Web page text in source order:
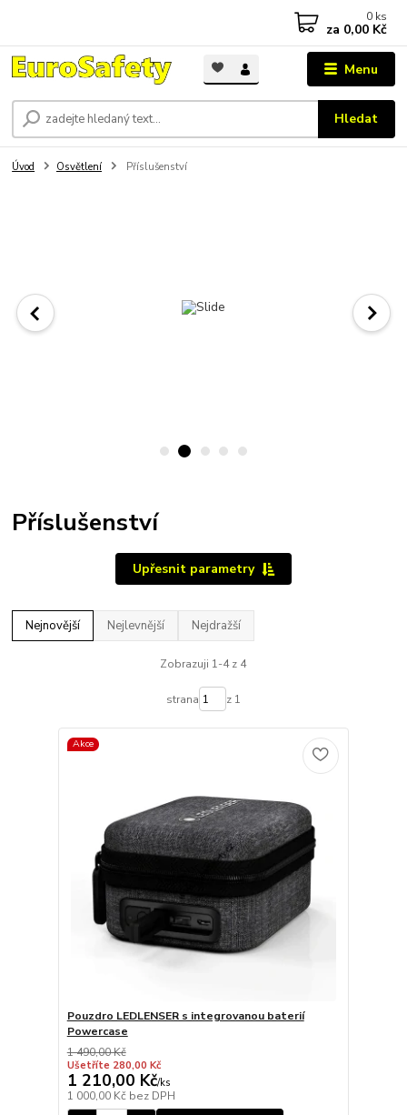
Menu
Hledat
0 ks
za 0,00 Kč
Úvod Osvětlení Příslušenství
Příslušenství
Upřesnit parametry
Nejnovější Nejlevnější Nejdražší
Zobrazuji 1-4 z 4
strana z 1
Akce
Pouzdro LEDLENSER s integrovanou baterií
Powercase
1 490,00 Kč
Ušetříte 280,00 Kč
1 210,00 Kč/ks
1 000,00 Kč bez DPH